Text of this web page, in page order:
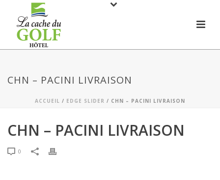
CHN – PACINI LIVRAISON
ACCUEIL / EDGE SLIDER / CHN – PACINI LIVRAISON
CHN – PACINI LIVRAISON
0